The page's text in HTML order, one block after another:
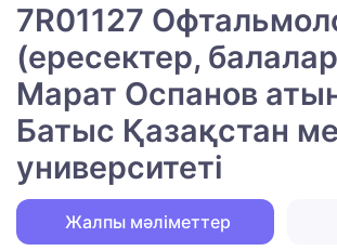
7R01127
(ересектер,
Марат Оспанов
Батыс Қазақстан
университеті
Жалпы мәліметтер